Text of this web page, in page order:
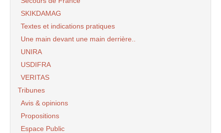
SKIKDAMAG
Textes et indications pratiques
Une main devant une main derrière..
UNIRA
USDIFRA
VERITAS
Tribunes
Avis & opinions
Propositions
Espace Public